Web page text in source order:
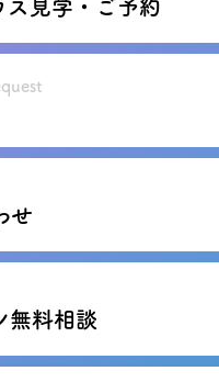
公式アカウント
ス見学・ご予約
せ
無料相談